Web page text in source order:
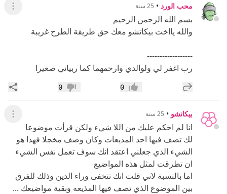
محب الورد • 25 سنة عرض
بسم الله الرحمن الرحيم
والله يااخت بيكاتشو معك حق طريقة الطرح غريبة
------------------
رب اغفر لي ولوالدي وارحمهما كما ربياني صغيرا
إضافة رد جديد إعجاب0 عدم إعجاب
0
بيكاتشو • 25 سنة عرض
انا لم احكم عليك من اللا شيء ولكن قرأت موضوعا
لك تصف فيها احد المذيعات وكان وصف مخجلا فهذا هو
الشيء الذي جعلني اعتقد انك سوف تعمل نفس الشيء
ان تطرقت لمثل هذه المواضيع
اما بالنسبة لاني قلت انك تتخفى وراء الدين وذلك للفرق
بين الموضوع الذي تصف فيها المذيعه وبقية مواضيعك ...